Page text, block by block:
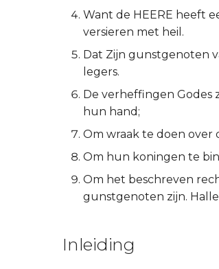
Want de HEERE heeft
versieren met heil.
Dat Zijn gunstgenoten
legers.
De verheffingen Godes
hun hand;
Om wraak te doen over
Om hun koningen te
Om het beschreven
gunstgenoten zijn.
Inleiding